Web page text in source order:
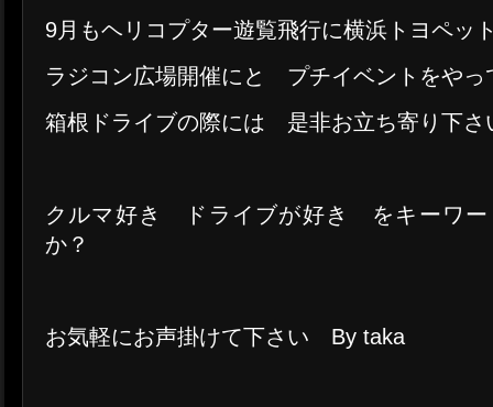
9月もヘリコプター遊覧飛行に横浜トヨペッ
ラジコン広場開催にと プチイベントをやっ
箱根ドライブの際には 是非お立ち寄り下さ
クルマ好き ドライブが好き をキーワー
か？
お気軽にお声掛けて下さい By taka